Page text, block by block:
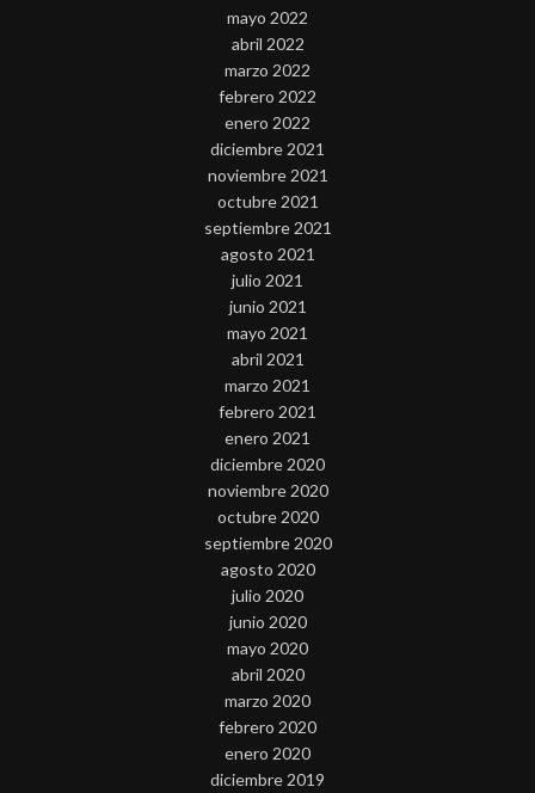
mayo 2022
abril 2022
marzo 2022
febrero 2022
enero 2022
diciembre 2021
noviembre 2021
octubre 2021
septiembre 2021
agosto 2021
julio 2021
junio 2021
mayo 2021
abril 2021
marzo 2021
febrero 2021
enero 2021
diciembre 2020
noviembre 2020
octubre 2020
septiembre 2020
agosto 2020
julio 2020
junio 2020
mayo 2020
abril 2020
marzo 2020
febrero 2020
enero 2020
diciembre 2019